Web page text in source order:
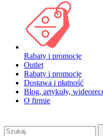
Rabaty i promocje
Outlet
Rabaty i promocje
Dostawa i płatność
Blog, artykuły,
O firmie